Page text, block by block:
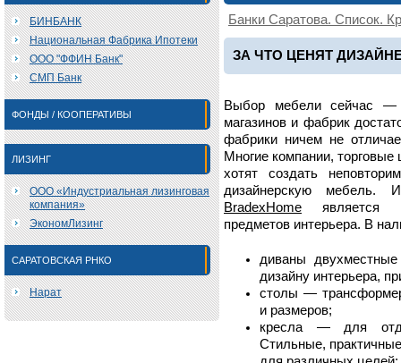
БИНБАНК
Национальная Фабрика Ипотеки
ООО "ФФИН Банк"
СМП Банк
ФОНДЫ / КООПЕРАТИВЫ
ЛИЗИНГ
ООО «Индустриальная лизинговая
компания»
ЭкономЛизинг
САРАТОВСКАЯ РНКО
Нарат
Банки Саратова. Список.
ЗА ЧТО ЦЕНЯТ
Выбор мебели сейчас —
магазинов и фабрик
фабрики ничем не
Многие компании,
хотят создать
дизайнерскую мебель.
BradexHome является
предметов интерьера. В
диваны
дизайну интерьера,
столы —
и размеров;
кресла — для
Стильные,